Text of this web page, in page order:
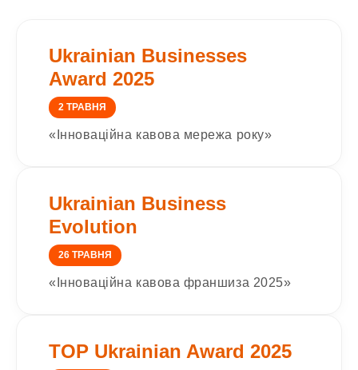
Ukrainian Businesses
Award 2025
2 ТРАВНЯ
«Інноваційна кавова мережа року»
Ukrainian Business
Evolution
26 ТРАВНЯ
«Інноваційна кавова франшиза 2025»
TOP Ukrainian Award 2025